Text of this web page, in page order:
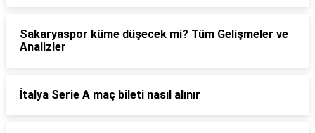
Sakaryaspor küme düşecek mi? Tüm Gelişmeler ve
Analizler
İtalya Serie A maç bileti nasıl alınır